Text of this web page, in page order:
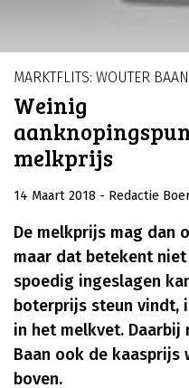
MARKTFLITS: WOUTER BAAN
Weinig
melkprijs
14 Maart 2018 - Redactie
De melkprijs mag dan
maar dat betekent
spoedig ingeslagen
boterprijs steun vindt,
in het melkvet. Daarbij
Baan ook de kaasprijs
boven.